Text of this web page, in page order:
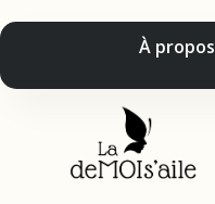
À propos